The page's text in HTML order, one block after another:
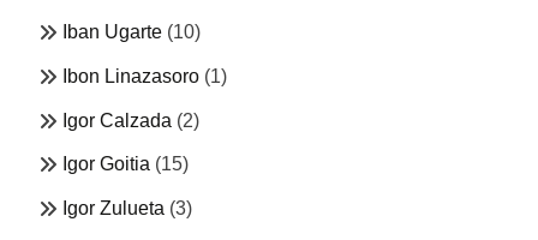
Iban Ugarte (10)
Ibon Linazasoro (1)
Igor Calzada (2)
Igor Goitia (15)
Igor Zulueta (3)